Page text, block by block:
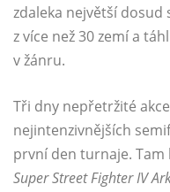
zdaleka největší dosud
z více než 30 zemí a
v žánru.
Tři dny nepřetržité
nejintenzivnějších
první den turnaje. Tam
Super Street Fighter IV